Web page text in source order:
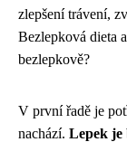
zlepšení trávení,
Bezlepková dieta
bezlepkově?
V první řadě je
nachází. Lepek je